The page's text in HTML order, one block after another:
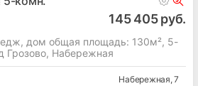
145 405 руб.
дом общая площадь: 130м², 5-
Грозово, Набережная
Набережная, 7